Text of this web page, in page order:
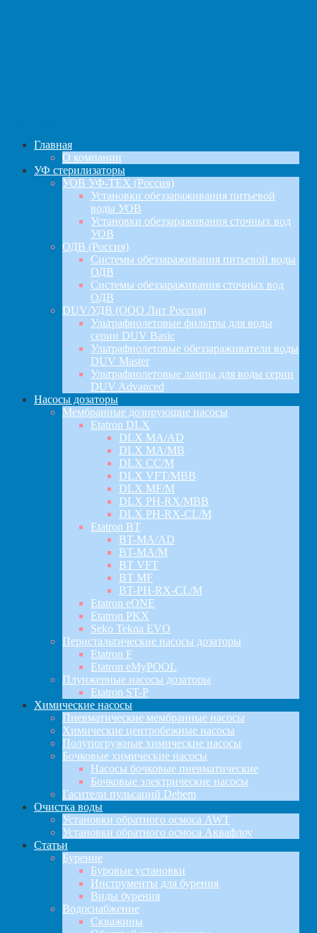
Главная
О компании
УФ стерилизаторы
УОВ УФ-ТЕХ (Россия)
Установки обеззараживания питьевой
воды УОВ
Установки обеззараживания сточных вод
УОВ
ОДВ (Россия)
Системы обеззараживания питьевой воды
ОДВ
Системы обеззараживания сточных вод
ОДВ
DUV/УДВ (ООО Лит Россия)
Ультрафиолетовые фильтры для воды
серии DUV Basic
Ультрафиолетовые обеззараживатели воды
DUV Master
Ультрафиолетовые лампы для воды серии
DUV Advanced
Насосы дозаторы
Мембранные дозирующие насосы
Etatron DLX
DLX MA/AD
DLX MA/MB
DLX CC/M
DLX VFT/MBB
DLX MF/M
DLX PH-RX/MBB
DLX PH-RX-CL/M
Etatron BT
BT-MA/AD
BT-MA/M
BT VFT
BT MF
BT-PH-RX-CL/M
Etatron eONE
Etatron PKX
Seko Tekna EVO
Перистальтические насосы дозаторы
Etatron F
Etatron eMyPOOL
Плунжерные насосы дозаторы
Etatron ST-P
Химические насосы
Пневматические мембранные насосы
Химические центробежные насосы
Полупогружные химические насосы
Бочковые химические насосы
Насосы бочковые пневматические
Бочковые электрические насосы
Гасители пульсаций Debem
Очистка воды
Установки обратного осмоса AWT
Установки обратного осмоса Аквафлоу
Статьи
Бурение
Буровые установки
Инструменты для бурения
Виды бурения
Водоснабжение
Скважины